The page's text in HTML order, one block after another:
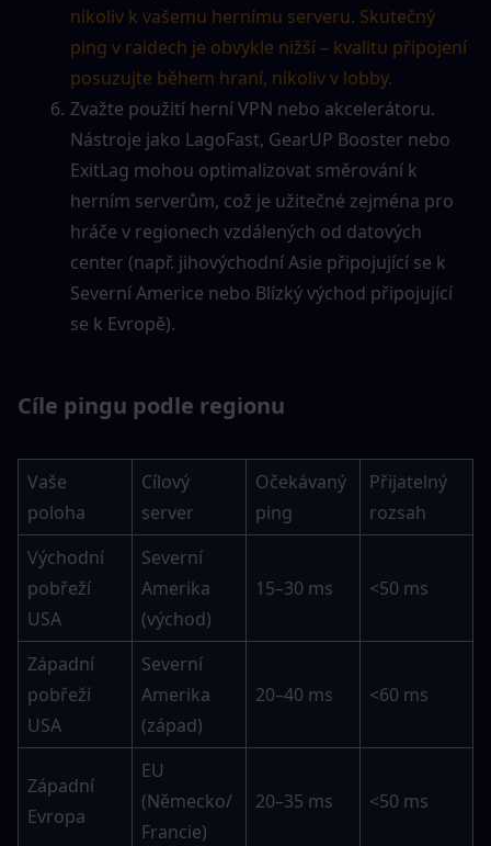
nikoliv k vašemu hernímu serveru. Skutečný
ping v raidech je obvykle nižší – kvalitu připojení
posuzujte během hraní, nikoliv v lobby.
Zvažte použití herní VPN nebo akcelerátoru.
Nástroje jako LagoFast, GearUP Booster nebo
ExitLag mohou optimalizovat směrování k
herním serverům, což je užitečné zejména pro
hráče v regionech vzdálených od datových
center (např. jihovýchodní Asie připojující se k
Severní Americe nebo Blízký východ připojující
se k Evropě).
Cíle pingu podle regionu
Vaše
poloha
Cílový
server
Očekávaný
ping
Přijatelný
rozsah
Východní
pobřeží
USA
Severní
Amerika
(východ)
15–30 ms <50 ms
Západní
pobřeží
USA
Severní
Amerika
(západ)
20–40 ms <60 ms
Západní
Evropa
EU
(Německo/
Francie)
20–35 ms <50 ms